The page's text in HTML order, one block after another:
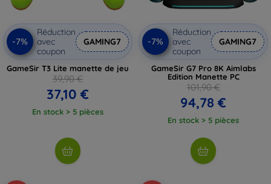
-7%
Réduction
avec
coupon
GAMING7
GameSir T3 Lite manette de jeu
39,90 €
37,10 €
En stock > 5 pièces
-7%
Réduction
avec
coupon
GAMING7
GameSir G7 Pro 8K Aimlabs
Edition Manette PC
101,90 €
94,78 €
En stock > 5 pièces